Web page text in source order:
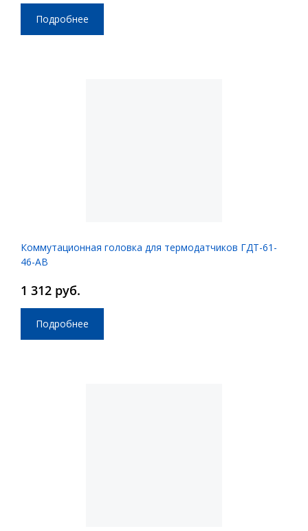
Подробнее
Коммутационная головка для термодатчиков ГДТ-61-
46-АВ
1 312 руб.
Подробнее